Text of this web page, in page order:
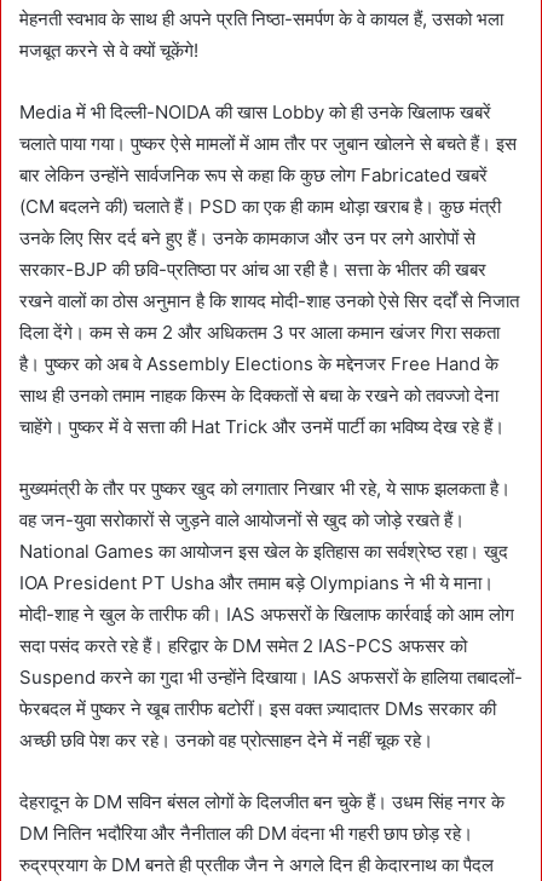
मेहनती स्वभाव के साथ ही अपने प्रति निष्ठा-समर्पण के वे कायल हैं, उसको भला
मजबूत करने से वे क्यों चूकेंगे!
Media में भी दिल्ली-NOIDA की खास Lobby को ही उनके खिलाफ खबरें
चलाते पाया गया। पुष्कर ऐसे मामलों में आम तौर पर जुबान खोलने से बचते हैं। इस
बार लेकिन उन्होंने सार्वजनिक रूप से कहा कि कुछ लोग Fabricated खबरें
(CM बदलने की) चलाते हैं। PSD का एक ही काम थोड़ा खराब है। कुछ मंत्री
उनके लिए सिर दर्द बने हुए हैं। उनके कामकाज और उन पर लगे आरोपों से
सरकार-BJP की छवि-प्रतिष्ठा पर आंच आ रही है। सत्ता के भीतर की खबर
रखने वालों का ठोस अनुमान है कि शायद मोदी-शाह उनको ऐसे सिर दर्दों से निजात
दिला देंगे। कम से कम 2 और अधिकतम 3 पर आला कमान खंजर गिरा सकता
है। पुष्कर को अब वे Assembly Elections के मद्देनजर Free Hand के
साथ ही उनको तमाम नाहक किस्म के दिक्कतों से बचा के रखने को तवज्जो देना
चाहेंगे। पुष्कर में वे सत्ता की Hat Trick और उनमें पार्टी का भविष्य देख रहे हैं।
मुख्यमंत्री के तौर पर पुष्कर खुद को लगातार निखार भी रहे, ये साफ झलकता है।
वह जन-युवा सरोकारों से जुड़ने वाले आयोजनों से खुद को जोड़े रखते हैं।
National Games का आयोजन इस खेल के इतिहास का सर्वश्रेष्ठ रहा। खुद
IOA President PT Usha और तमाम बड़े Olympians ने भी ये माना।
मोदी-शाह ने खुल के तारीफ की। IAS अफसरों के खिलाफ कार्रवाई को आम लोग
सदा पसंद करते रहे हैं। हरिद्वार के DM समेत 2 IAS-PCS अफसर को
Suspend करने का गुदा भी उन्होंने दिखाया। IAS अफसरों के हालिया तबादलों-
फेरबदल में पुष्कर ने खूब तारीफ बटोरीं। इस वक्त ज़्यादातर DMs सरकार की
अच्छी छवि पेश कर रहे। उनको वह प्रोत्साहन देने में नहीं चूक रहे।
देहरादून के DM सविन बंसल लोगों के दिलजीत बन चुके हैं। उधम सिंह नगर के
DM नितिन भदौरिया और नैनीताल की DM वंदना भी गहरी छाप छोड़ रहे।
रुद्रप्रयाग के DM बनते ही प्रतीक जैन ने अगले दिन ही केदारनाथ का पैदल